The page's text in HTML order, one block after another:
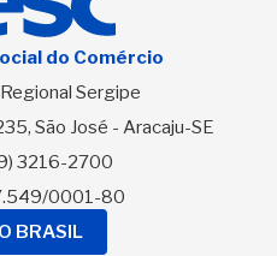
do Comércio
Sergipe
São José - Aracaju-SE
3216-2700
0001-80
BRASIL